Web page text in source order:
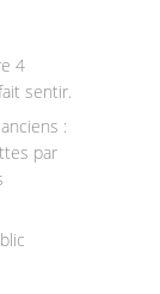
4
sentir.
:
par